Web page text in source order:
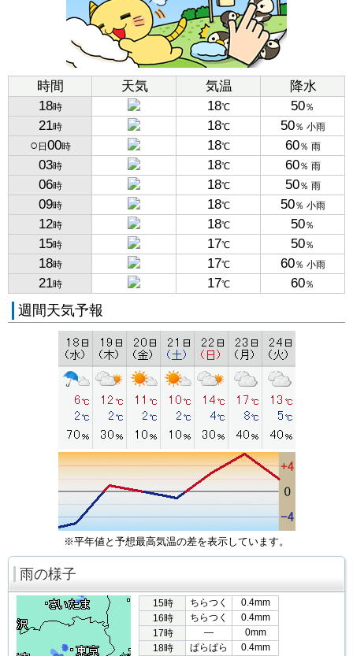
時間 天気 気温
降水
18時 18℃ 50％
21時 18℃ 50％ 小雨
○ 日 00時 18℃ 60％ 雨
03時 18℃ 60％ 雨
06時 18℃ 50％ 雨
09時 18℃ 50％ 小雨
12時 18℃ 50％
15時 17℃ 50％
18時 17℃ 60％ 小雨
21時 17℃ 60％
週間天気予報
※平年値と予想最高気温の差を表示しています。
雨の様子
15時 ちらつく
0.4mm
16時
ちらつく
0.4mm
17時
―
0mm
18時
ぱらぱら
0.4mm